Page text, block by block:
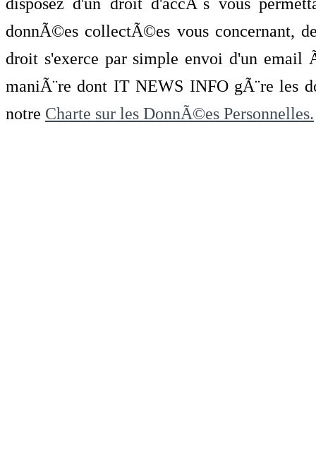
donnÃ©es collectÃ©es vous concernant,
droit s'exerce par simple envoi d'un
maniÃ¨re dont IT NEWS INFO gÃ¨re les
notre Charte sur les DonnÃ©es Personnelles.